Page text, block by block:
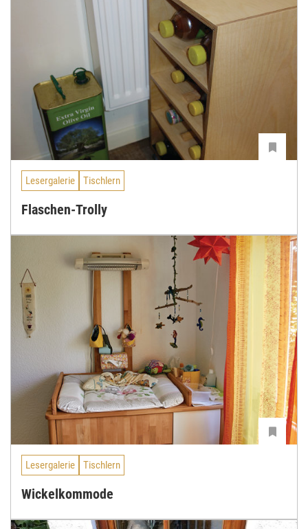
Lesergalerie Tischlern
Flaschen-Trolly
Lesergalerie Tischlern
Wickelkommode